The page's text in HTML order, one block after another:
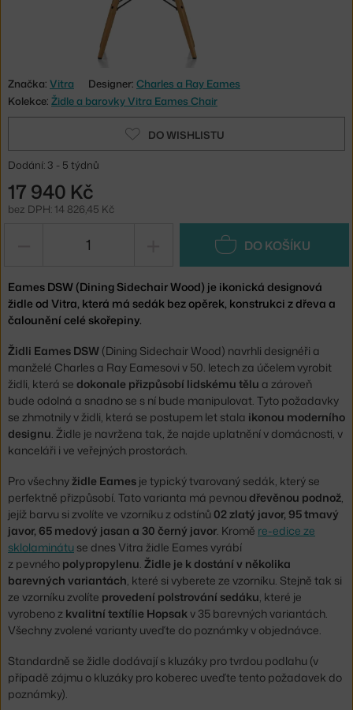
Značka: Vitra Designer: Charles a Ray Eames
Kolekce: Židle a barovky Vitra Eames Chair
DO WISHLISTU
Dodání: 3 - 5 týdnů
17 940 Kč
bez DPH: 14 826,45 Kč
DO KOŠÍKU
Eames DSW (Dining Sidechair Wood) je ikonická designová
židle od Vitra, která má sedák bez opěrek, konstrukci z dřeva a
čalounění celé skořepiny.
Židli Eames DSW (Dining Sidechair Wood) navrhli designéři a
manželé Charles a Ray Eamesovi v 50. letech za účelem vyrobit
židli, která se dokonale přizpůsobí lidskému tělu a zároveň
bude odolná a snadno se s ní bude manipulovat. Tyto požadavky
se zhmotnily v židli, která se postupem let stala ikonou moderního
designu. Židle je navržena tak, že najde uplatnění v domácnosti, v
kanceláři i ve veřejných prostorách.
Pro všechnyžidle Eames je typický tvarovaný sedák, který se
perfektně přizpůsobí. Tato varianta má pevnou dřevěnou podnož,
jejíž barvu si zvolíte ve vzorníku z odstínů 02 zlatý javor, 95 tmavý
javor, 65 medový jasan a 30 černý javor. Kromě re-edice ze
sklolaminátu se dnes Vitra židle Eames vyrábí
z pevného polypropylenu. Židle je k dostání v několika
barevných variantách, které si vyberete ze vzorníku. Stejně tak si
ze vzorníku zvolíte provedení polstrování sedáku, které je
vyrobeno z kvalitní textílie Hopsakv 35 barevných variantách.
Všechny zvolené varianty uveďte do poznámky v objednávce.
Standardně se židle dodávají s kluzáky pro tvrdou podlahu (v
případě zájmu o kluzáky pro koberec uveďte tento požadavek do
poznámky).